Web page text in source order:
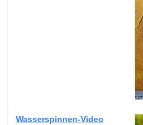
Wasserspinnen-Video